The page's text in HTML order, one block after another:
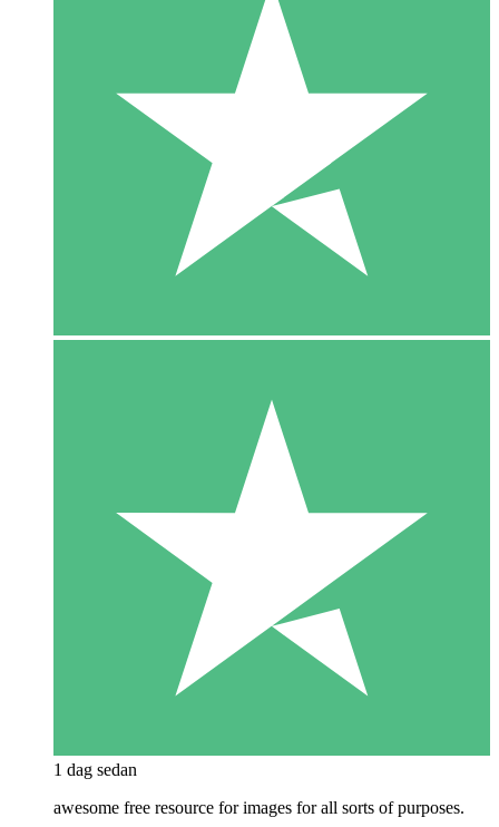
1 dag sedan
awesome free resource for images for all sorts of purposes.